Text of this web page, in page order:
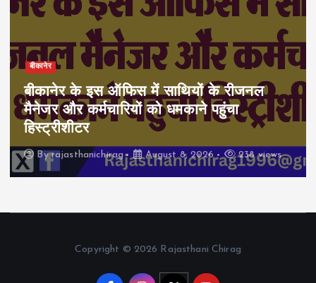
में साथियों के रीजनल
को धमकाने पहुंचा
August 8, 2026 238 views
बीकानेर
आज 30-जिलों में
स्कूलों की छुट्टी,
Byrajasthanichirag
Copyright © 2026 Rajasthani Chirag